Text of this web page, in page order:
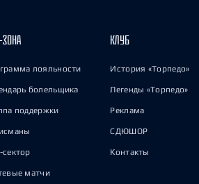
лояльности
болельщика
поддержки
матчи
КЛУБ
История «Торпедо»
Легенды «Торпедо»
Реклама
СДЮШОР
Контакты